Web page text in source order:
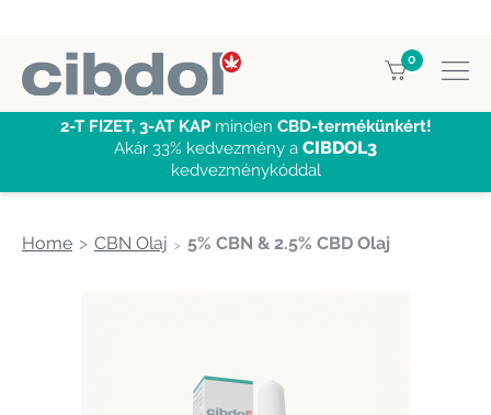
0
2-T FIZET, 3-AT KAPminden CBD-termékünkért!
Akár 33% kedvezmény a CIBDOL3
kedvezménykóddal
Home CBN Olaj 5% CBN & 2.5% CBD Olaj